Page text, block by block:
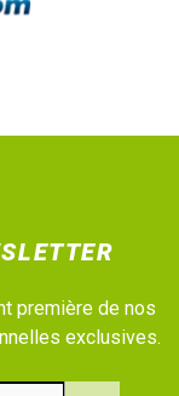
première de nos
exclusives.